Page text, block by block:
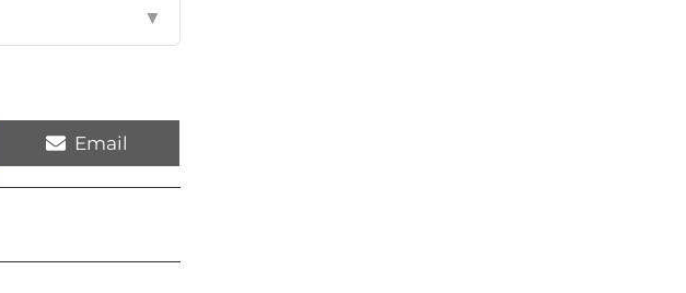
▼
Email